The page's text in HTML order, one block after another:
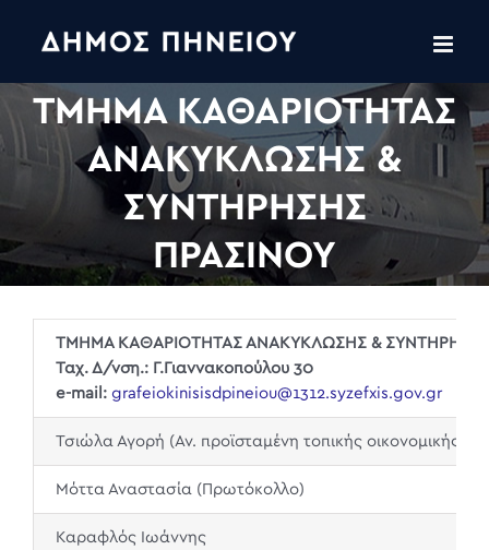
TMHMA ΚΑΘΑΡΙΟΤΗΤΑΣ
ΑΝΑΚΥΚΛΩΣΗΣ &
ΣΥΝΤΗΡΗΣΗΣ
ΠΡΑΣΙΝΟΥ
ΤΜΗΜΑ ΚΑΘΑΡΙΟΤΗΤΑΣ ΑΝΑΚΥΚΛΩΣΗΣ &
Ταχ. Δ/νση.: Γ.Γιαννακοπούλου 30
e-mail: grafeiokinisisdpineiou@1312.syzefxis.gov.gr
Τσιώλα Αγορή (Αν. προϊσταμένη τοπικής οικονομικής
Μόττα Αναστασία (Πρωτόκολλο)
Καραφλός Ιωάννης